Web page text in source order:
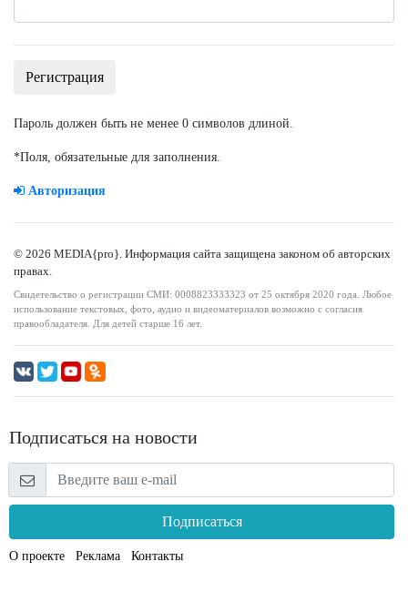
Пароль должен быть не менее 0 символов длиной.
*Поля, обязательные для заполнения.
Авторизация
© 2026 MEDIA{pro}. Информация сайта защищена законом об авторских
правах.
Свидетельство о регистрации СМИ: 0008823333323 от 25 октября 2020 года. Любое
использование текстовых, фото, аудио и видеоматериалов возможно с согласия
правообладателя. Для детей старше 16 лет.
Подписаться на новости
Подписаться
О проекте Реклама Контакты